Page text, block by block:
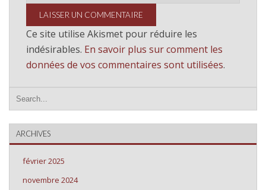
Ce site utilise Akismet pour réduire les
indésirables. En savoir plus sur comment les
données de vos commentaires sont utilisées.
ARCHIVES
février 2025
novembre 2024